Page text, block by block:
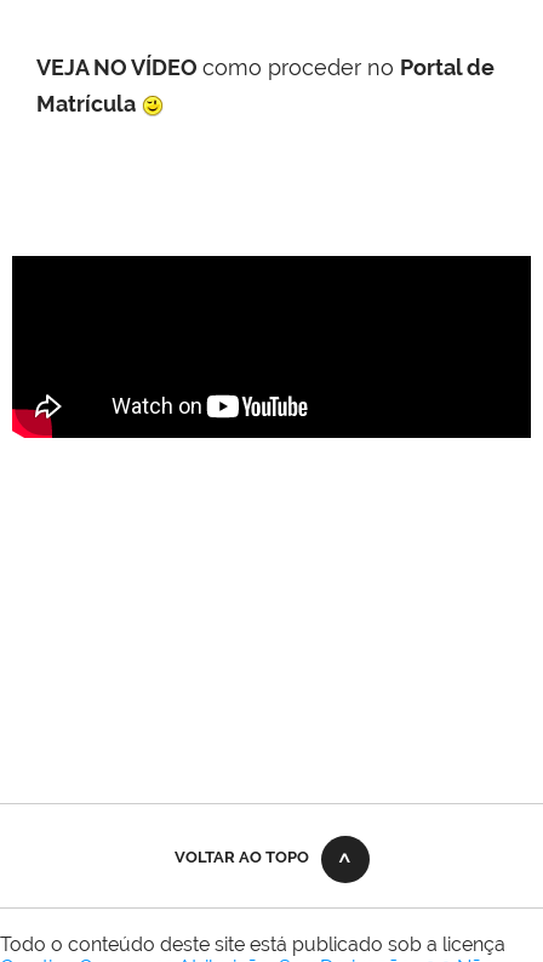
VEJA NO VÍDEO como proceder no Portal de
Matrícula
VOLTAR AO TOPO
Todo o conteúdo deste site está publicado sob a licença